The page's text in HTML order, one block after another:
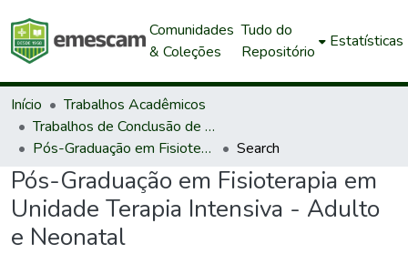
Comunidades
& Coleções
Tudo do
Repositório
Estatísticas
Início
Trabalhos Acadêmicos
Trabalhos de Conclusão de Curso de Especialização
Pós-Graduação em Fisioterapia em Unidade Terapia Intensiva - Adulto e Neonatal
Search
Pós-Graduação em Fisioterapia em
Unidade Terapia Intensiva - Adulto
e Neonatal